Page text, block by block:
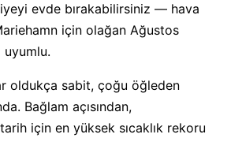
evde bırakabilirsiniz — hava
için olağan Ağustos
uyumlu.
oldukça sabit, çoğu öğleden
Bağlam açısından,
için en yüksek sıcaklık rekoru